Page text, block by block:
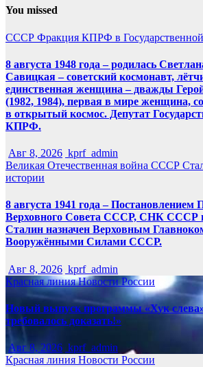
You missed
СССР Фракция КПРФ в
8 августа 1948 года – родилась
Савицкая – советский космонавт,
единственная женщина – дважды
(1982, 1984), первая в мире женщина,
в открытый космос. Депутат
КПРФ.
Авг 8, 2026 kprf_admin
Великая Отечественная война СССР
истории
8 августа 1941 года – Постановлением
Верховного Совета СССР, СНК
Сталин назначен Верховным
Вооружёнными Силами СССР.
Авг 8, 2026 kprf_admin
Красная линияНовости России
Новый выпуск программы «Хук
требовалось доказать!»
Авг 8, 2026 kprf_admin
Красная линия Новости России